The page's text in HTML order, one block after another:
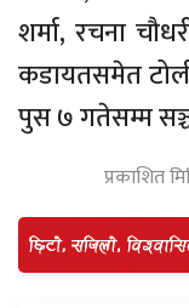
शर्मा, रचना
कडायतसमेत
पुस ७ गतेसम्म
प्रकाशित